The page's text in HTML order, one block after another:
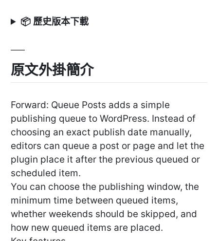
📦 歷史版本下載
原文外掛簡介
Forward: Queue Posts adds a simple
publishing queue to WordPress. Instead of
choosing an exact publish date manually,
editors can queue a post or page and let the
plugin place it after the previous queued or
scheduled item.
You can choose the publishing window, the
minimum time between queued items,
whether weekends should be skipped, and
how new queued items are placed.